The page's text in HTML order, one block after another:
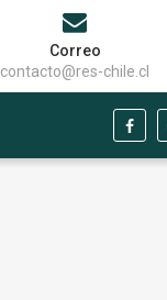
Correo
contacto@res-chile.cl